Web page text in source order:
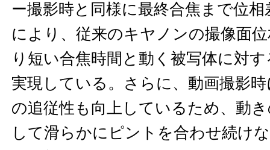
ー撮影時と同様に最終合焦まで位
により、従来のキヤノンの撮像面
り短い合焦時間と動く被写体に対
実現している。さらに、動画撮影
の追従性も向上しているため、動
して滑らかにピントを合わせ続け